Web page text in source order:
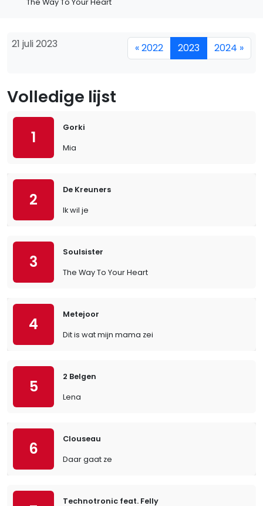
The Way To Your Heart
21 juli 2023 « 2022 2023 2024 »
Volledige lijst
1
Gorki
Mia
2
De Kreuners
Ik wil je
3
Soulsister
The Way To Your Heart
4
Metejoor
Dit is wat mijn mama zei
5
2 Belgen
Lena
6
Clouseau
Daar gaat ze
Technotronic feat. Felly